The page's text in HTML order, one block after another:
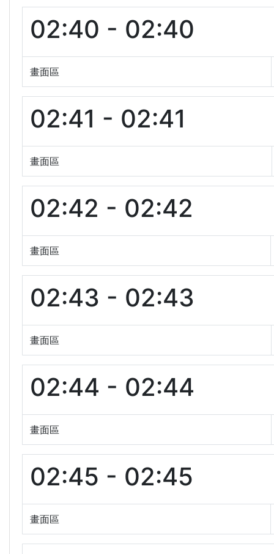
02:40 - 02:40
畫面區
02:41 - 02:41
畫面區
02:42 - 02:42
畫面區
02:43 - 02:43
畫面區
02:44 - 02:44
畫面區
02:45 - 02:45
畫面區